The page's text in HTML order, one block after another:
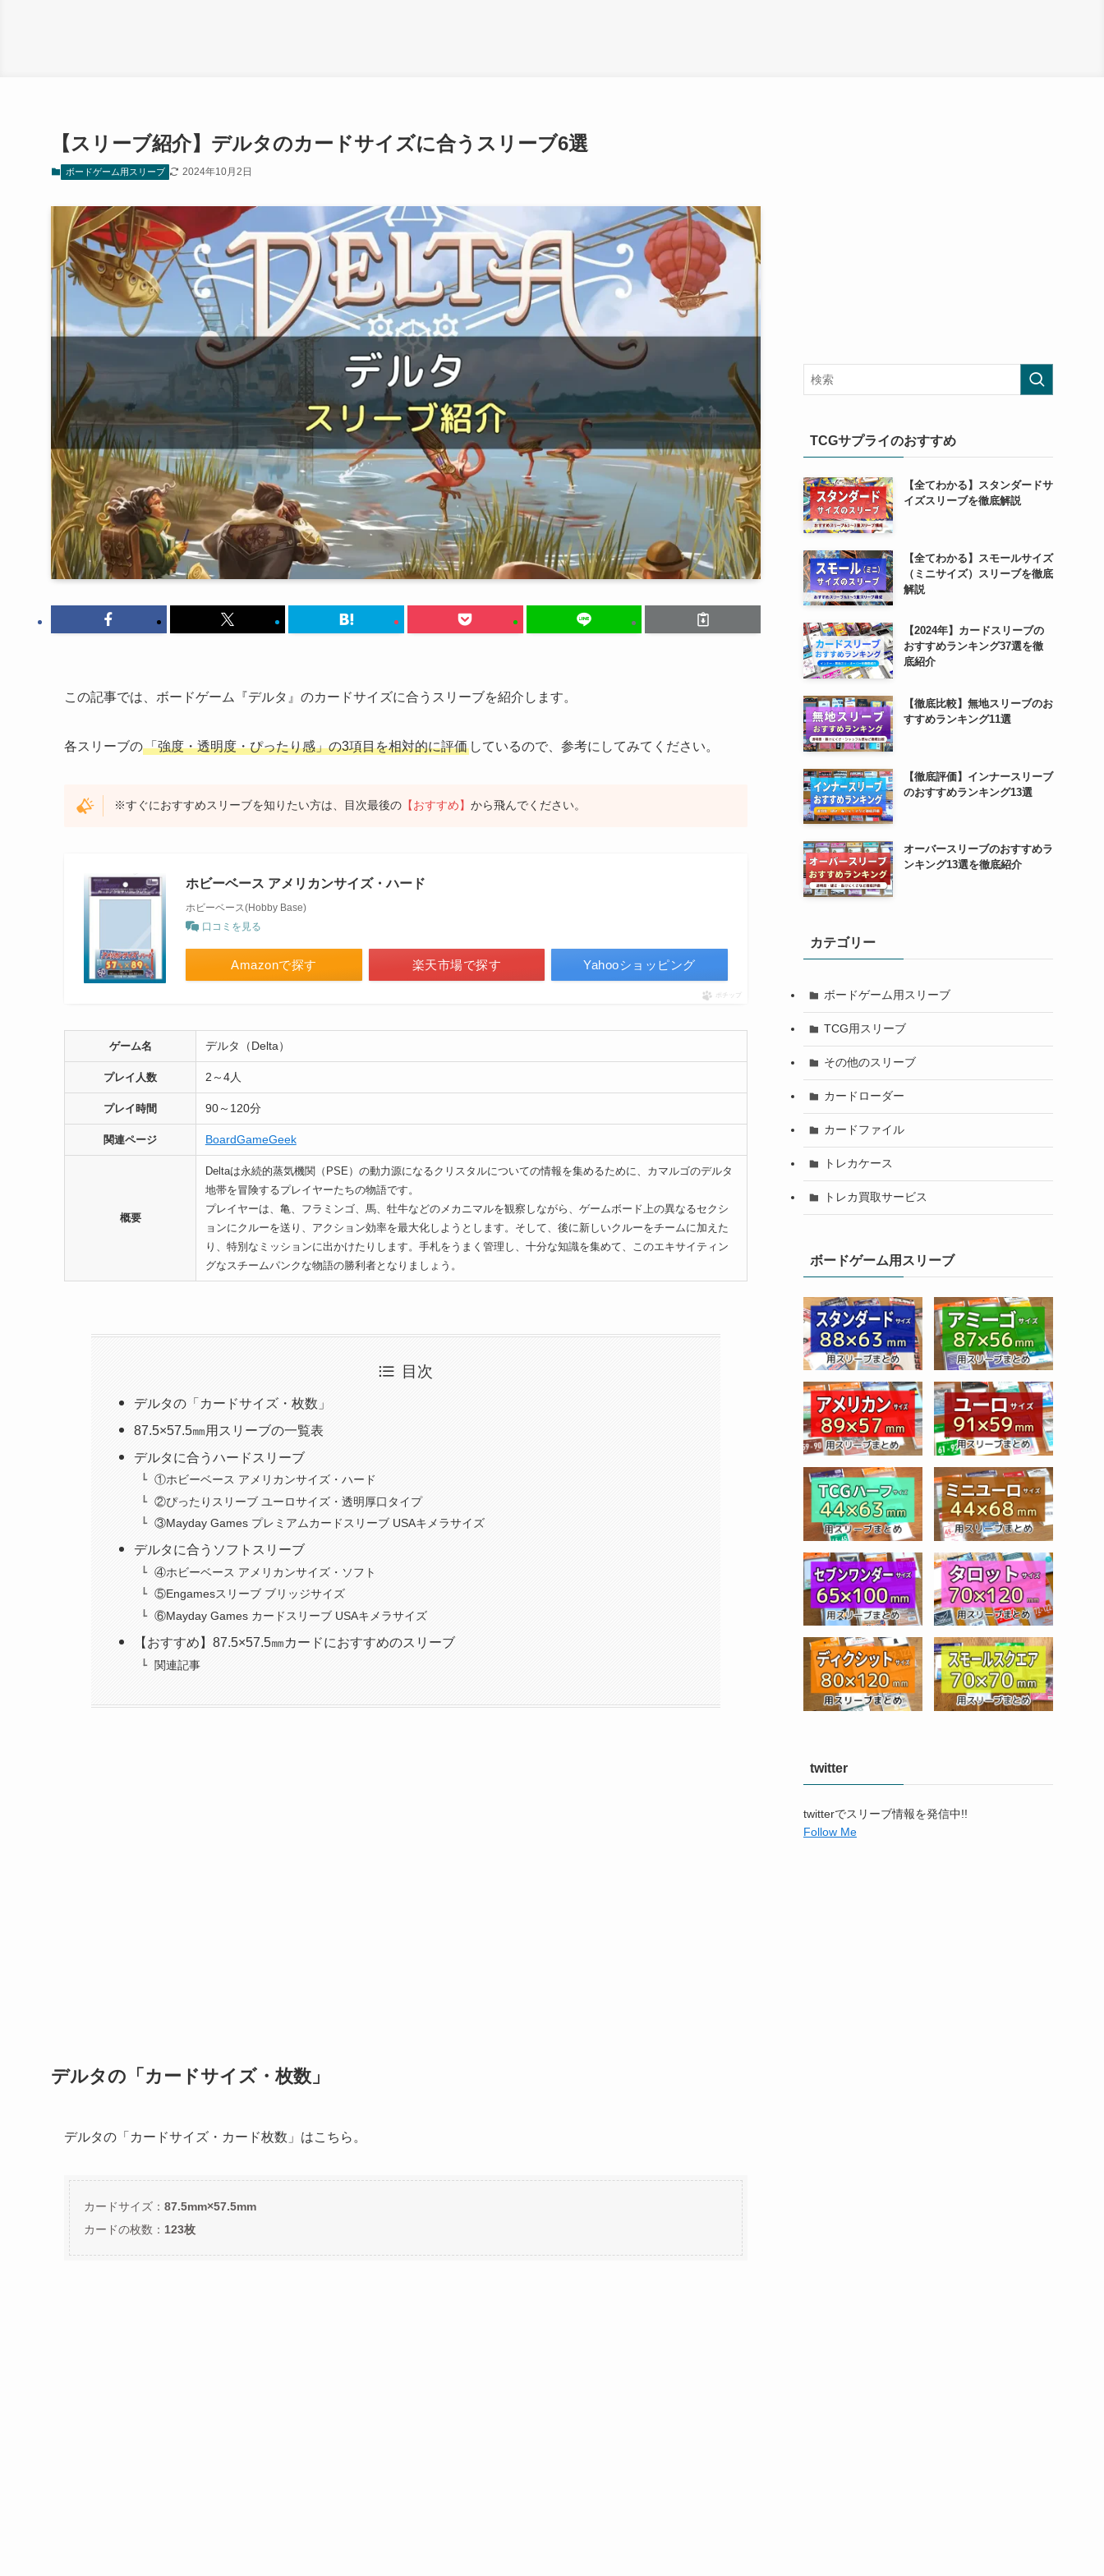
【スリーブ紹介】デルタのカードサイズに合うスリーブ6選
ボードゲーム用スリーブ 2024年10月2日
この記事では、ボードゲーム『デルタ』のカードサイズに合うスリーブを紹介します。
各スリーブの「強度・透明度・ぴったり感」の3項目を相対的に評価 しているので、参考にしてみてください。
※すぐにおすすめスリーブを知りたい方は、目次最後の 【おすすめ】から飛んでください。
ホビーベース アメリカンサイズ・ハード
ホビーベース(Hobby Base)
口コミを見る
Amazonで探す 楽天市場で探す Yahooショッピング
ポチップ
ゲーム名 デルタ（Delta）
プレイ人数 2～4人
プレイ時間 90～120分
関連ページ BoardGameGeek
概要
Deltaは永続的蒸気機関（PSE）の動力源になるクリスタルについての情報を集めるために、カマルゴのデルタ
地帯を冒険するプレイヤーたちの物語です。
プレイヤーは、亀、フラミンゴ、馬、牡牛などのメカニマルを観察しながら、ゲームボード上の異なるセクシ
ョンにクルーを送り、アクション効率を最大化しようとします。そして、後に新しいクルーをチームに加えた
り、特別なミッションに出かけたりします。手札をうまく管理し、十分な知識を集めて、このエキサイティン
グなスチームパンクな物語の勝利者となりましょう。
目次
デルタの「カードサイズ・枚数」
87.5×57.5㎜用スリーブの一覧表
デルタに合うハードスリーブ
①ホビーベース アメリカンサイズ・ハード
②ぴったりスリーブ ユーロサイズ・透明厚口タイプ
③Mayday Games プレミアムカードスリーブ USAキメラサイズ
デルタに合うソフトスリーブ
④ホビーベース アメリカンサイズ・ソフト
⑤Engamesスリーブ ブリッジサイズ
⑥Mayday Games カードスリーブ USAキメラサイズ
【おすすめ】87.5×57.5㎜カードにおすすめのスリーブ
関連記事
デルタの「カードサイズ・枚数」
デルタの「カードサイズ・カード枚数」はこちら。
カードサイズ： 87.5mm×57.5mm
カードの枚数： 123枚
TCGサプライのおすすめ
【全てわかる】スタンダードサ
イズスリーブを徹底解説
【全てわかる】スモールサイズ
（ミニサイズ）スリーブを徹底
解説
【2024年】カードスリーブの
おすすめランキング37選を徹
底紹介
【徹底比較】無地スリーブのお
すすめランキング11選
【徹底評価】インナースリーブ
のおすすめランキング13選
オーバースリーブのおすすめラ
ンキング13選を徹底紹介
カテゴリー
ボードゲーム用スリーブ
TCG用スリーブ
その他のスリーブ
カードローダー
カードファイル
トレカケース
トレカ買取サービス
ボードゲーム用スリーブ
twitter
twitterでスリーブ情報を発信中!!
Follow Me